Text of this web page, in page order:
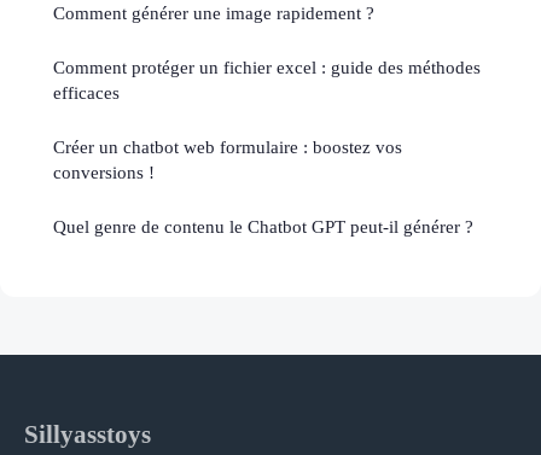
Comment générer une image rapidement ?
Comment protéger un fichier excel : guide des méthodes
efficaces
Créer un chatbot web formulaire : boostez vos
conversions !
Quel genre de contenu le Chatbot GPT peut-il générer ?
Sillyasstoys